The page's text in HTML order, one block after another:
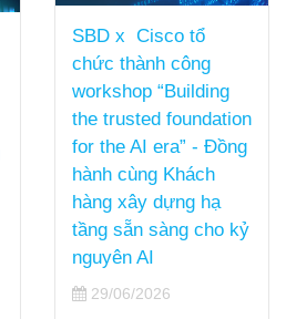
[SBD x CISCO]
MANG GIẢI PHÁP
“CISCO SECURE AI
FACTORY” TIẾP NỐI
CHUỖI SỰ KIỆN
VIETTEL DCCI
SUMMIT 2026 TẠI